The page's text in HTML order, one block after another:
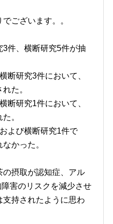
ございます。。
3件、横断研究5件が抽
断研究3件において、
た。
断研究1件において、
。
よび横断研究1件で
かった。
摂取が認知症、アル
害のリスクを減少させ
持されたように思わ